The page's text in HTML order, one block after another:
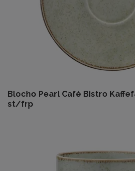
Blocho Pearl Café Bistro
st/frp